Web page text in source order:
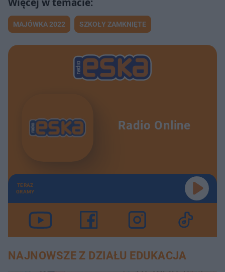
MAJÓWKA 2022 SZKOŁY ZAMKNIĘTE
Radio Online
TERAZ
GRAMY
NAJNOWSZE Z DZIAŁU EDUKACJA